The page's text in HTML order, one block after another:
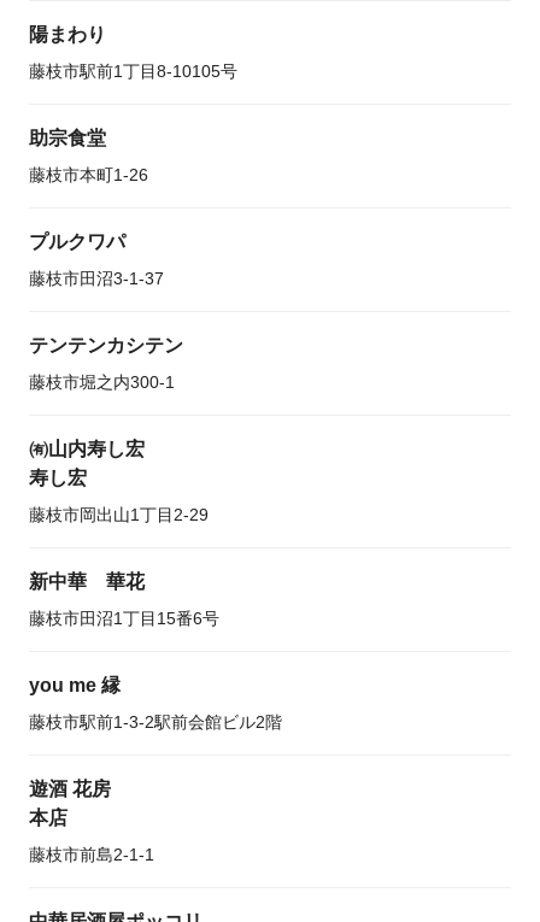
陽まわり
藤枝市駅前1丁目8-10105号
助宗食堂
藤枝市本町1-26
プルクワパ
藤枝市田沼3-1-37
テンテンカシテン
藤枝市堀之内300-1
㈲山内寿し宏
寿し宏
藤枝市岡出山1丁目2-29
新中華 華花
藤枝市田沼1丁目15番6号
you me 縁
藤枝市駅前1-3-2駅前会館ビル2階
遊酒 花房
本店
藤枝市前島2-1-1